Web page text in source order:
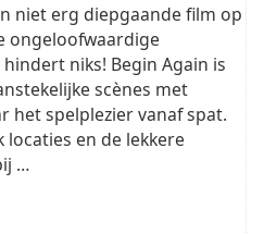
niet erg diepgaande film op
ongeloofwaardige
niks! Begin Again is
scènes met
het spelplezier vanaf spat.
locaties en de lekkere
…